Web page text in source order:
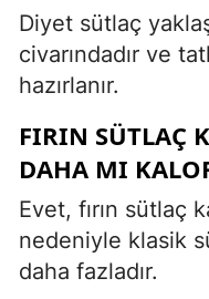
Diyet sütlaç
civarındadır ve
hazırlanır.
FIRIN SÜTLAÇ
DAHA MI
Evet, fırın sütlaç
nedeniyle klasik
daha fazladır.